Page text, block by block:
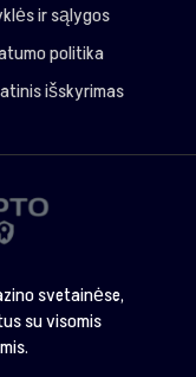
ir sąlygos
politika
išskyrimas
svetainėse,
su visomis